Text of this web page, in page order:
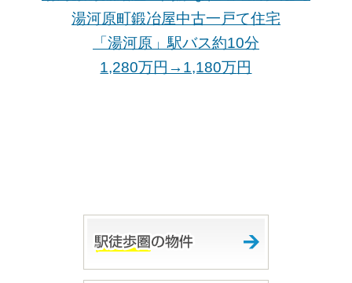
湯河原町鍛冶屋中古一戸て住宅
「湯河原」駅バス約10分
1,280万円→1,180万円